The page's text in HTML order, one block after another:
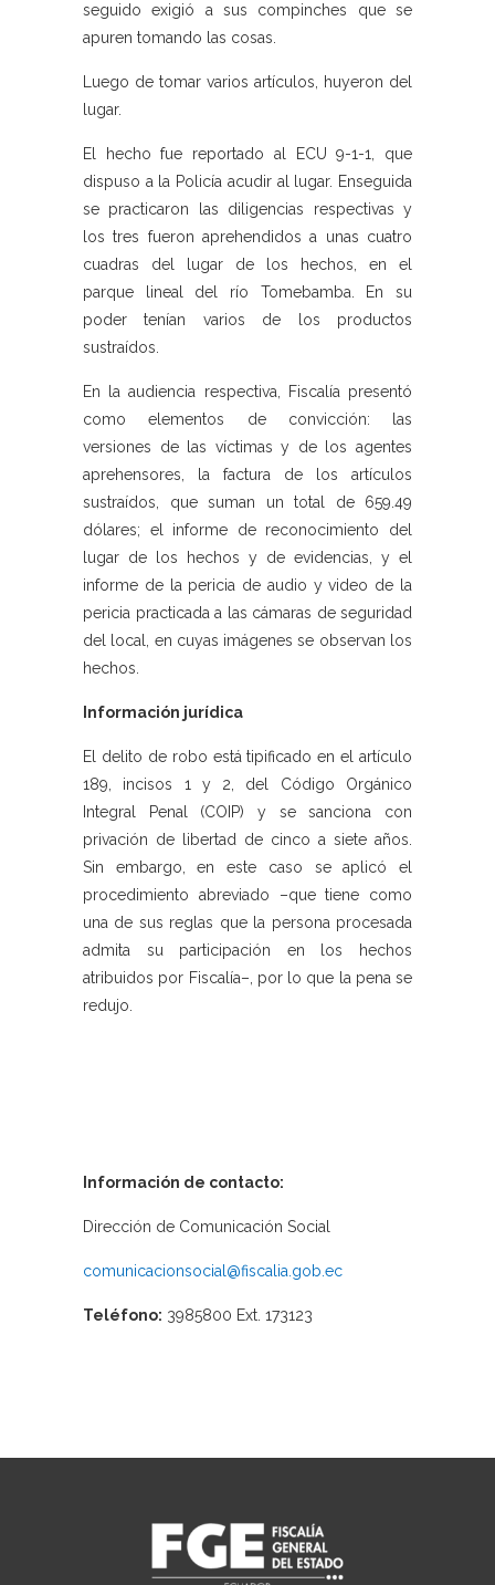
seguido exigió a sus compinches que se
apuren tomando las cosas.
Luego de tomar varios artículos, huyeron del
lugar.
El hecho fue reportado al ECU 9-1-1, que
dispuso a la Policía acudir al lugar. Enseguida
se practicaron las diligencias respectivas y
los tres fueron aprehendidos a unas cuatro
cuadras del lugar de los hechos, en el
parque lineal del río Tomebamba. En su
poder tenían varios de los productos
sustraídos.
En la audiencia respectiva, Fiscalía presentó
como elementos de convicción: las
versiones de las víctimas y de los agentes
aprehensores, la factura de los artículos
sustraídos, que suman un total de 659.49
dólares; el informe de reconocimiento del
lugar de los hechos y de evidencias, y el
informe de la pericia de audio y video de la
pericia practicada a las cámaras de seguridad
del local, en cuyas imágenes se observan los
hechos.
Información jurídica
El delito de robo está tipificado en el artículo
189, incisos 1 y 2, del Código Orgánico
Integral Penal (COIP) y se sanciona con
privación de libertad de cinco a siete años.
Sin embargo, en este caso se aplicó el
procedimiento abreviado –que tiene como
una de sus reglas que la persona procesada
admita su participación en los hechos
atribuidos por Fiscalía–, por lo que la pena se
redujo.
Información de contacto:
Dirección de Comunicación Social
comunicacionsocial@fiscalia.gob.ec
Teléfono: 3985800 Ext. 173123